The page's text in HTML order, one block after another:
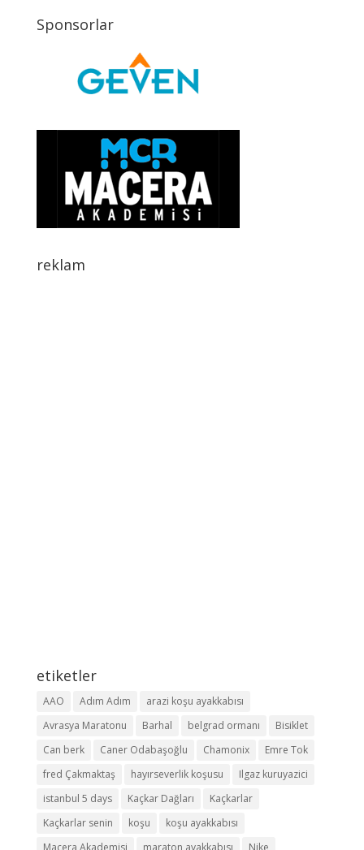
Sponsorlar
reklam
etiketler
AAO Adım Adım
arazi koşu ayakkabısı
Avrasya Maratonu
Barhal belgrad ormanı
Bisiklet
Can berk
Caner Odabaşoğlu Chamonix
Emre Tok
fred Çakmaktaş
hayırseverlik koşusu
Ilgaz kuruyazici
istanbul 5 days
Kaçkar Dağları
Kaçkarlar
Kaçkarlar senin
koşu
koşu ayakkabısı
Macera Akademisi
maraton ayakkabısı Nike